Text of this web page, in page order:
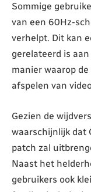
Sommige
van een 60Hz-
verhelpt. Dit kan
gerelateerd is
manier waarop
afspelen van
Gezien de
waarschijnlijk dat
patch zal
Naast het
gebruikers ook